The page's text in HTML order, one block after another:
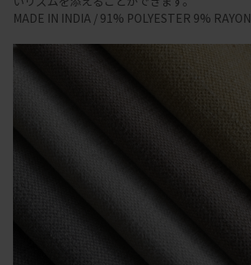
MADE IN INDIA / 91% POLYESTER 9% RAYON